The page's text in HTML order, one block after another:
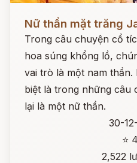
Nữ thần mặt trăng
Trong câu chuyện cổ
hoa súng khổng lồ,
vai trò là một nam
biệt là trong những câu
lại là một nữ thần.
30-
⭐
2,522